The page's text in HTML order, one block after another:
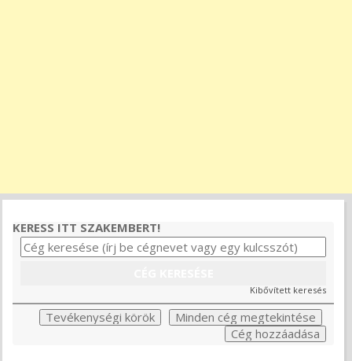
KERESS ITT SZAKEMBERT!
Kibővített keresés